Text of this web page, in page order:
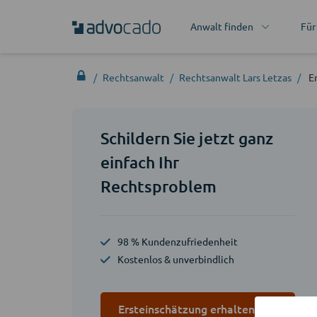
Anwalt finden
Rechtsanwalt Rechtsanwalt Lars Letzas
Schildern Sie jetzt ganz
einfach Ihr
Rechtsproblem
98 % Kundenzufriedenheit
Kostenlos & unverbindlich
Ersteinschätzung erhalten